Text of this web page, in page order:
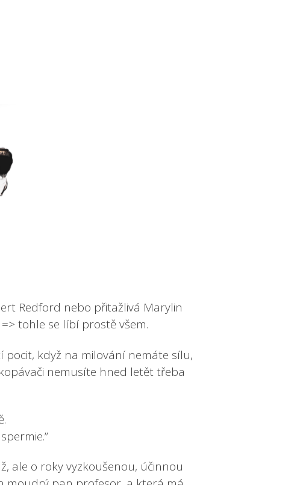
Redford nebo přitažlivá Marylin
tohle se líbí prostě všem.
pocit, když na milování nemáte sílu,
nemusíte hned letět třeba
ale o roky vyzkoušenou, účinnou